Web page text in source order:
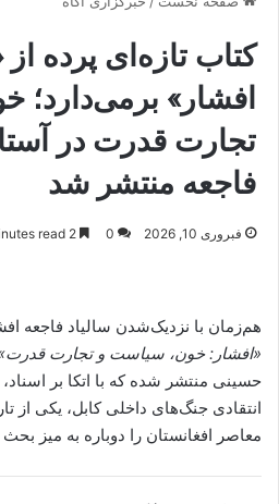
کتاب تازه‌ای پرده
افشار»
تجارت قدرت در
فاجعه منتشر شد
فبروری 10, 2026 0
هم‌زمان با نزدیک‌شدن سالیاد فاجعه
«افشار: خون، سیاست و تجارت
حسینی منتشر شده که با اتکا بر
انتقادی جنگ‌های داخلی کابل، یکی از
معاصر افغانستان را دوباره به میز